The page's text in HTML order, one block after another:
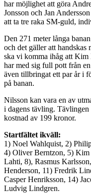
har möjlighet att göra
Jonsson och Jan
att ta tre raka SM-guld,
Den 271 meter långa
och det gäller att handskas
ska vi komma ihåg att Kim
har med sig full pott från
även tillbringat ett par år i
på banan.
Nilsson kan vara en av
i dagens tävling.
kostnad av 199 kronor.
Startfältet ikväll:
1) Noel Wahlquist, 2)
4) Oliver Berntzon, 5)
Lahti, 8), Rasmus
Henderson, 11) Fredrik
Casper Henriksson, 14)
Ludvig Lindgren.